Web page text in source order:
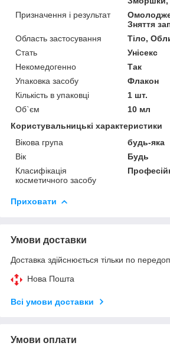
Призначення і результат
Зняття
Область застосування
Тіло,
Стать
Унісекс
Некомедогенно
Так
Упаковка засобу
Флакон
Кількість в упаковці
1 шт.
Об`єм
10 мл
Користувальницькі характеристики
Вікова група
будь-яка
Вік
Будь
Класифікація
косметичного засобу
Приховати
Умови доставки
Доставка здійснюється тільки по
Нова Пошта
Всі умови доставки
Умови оплати